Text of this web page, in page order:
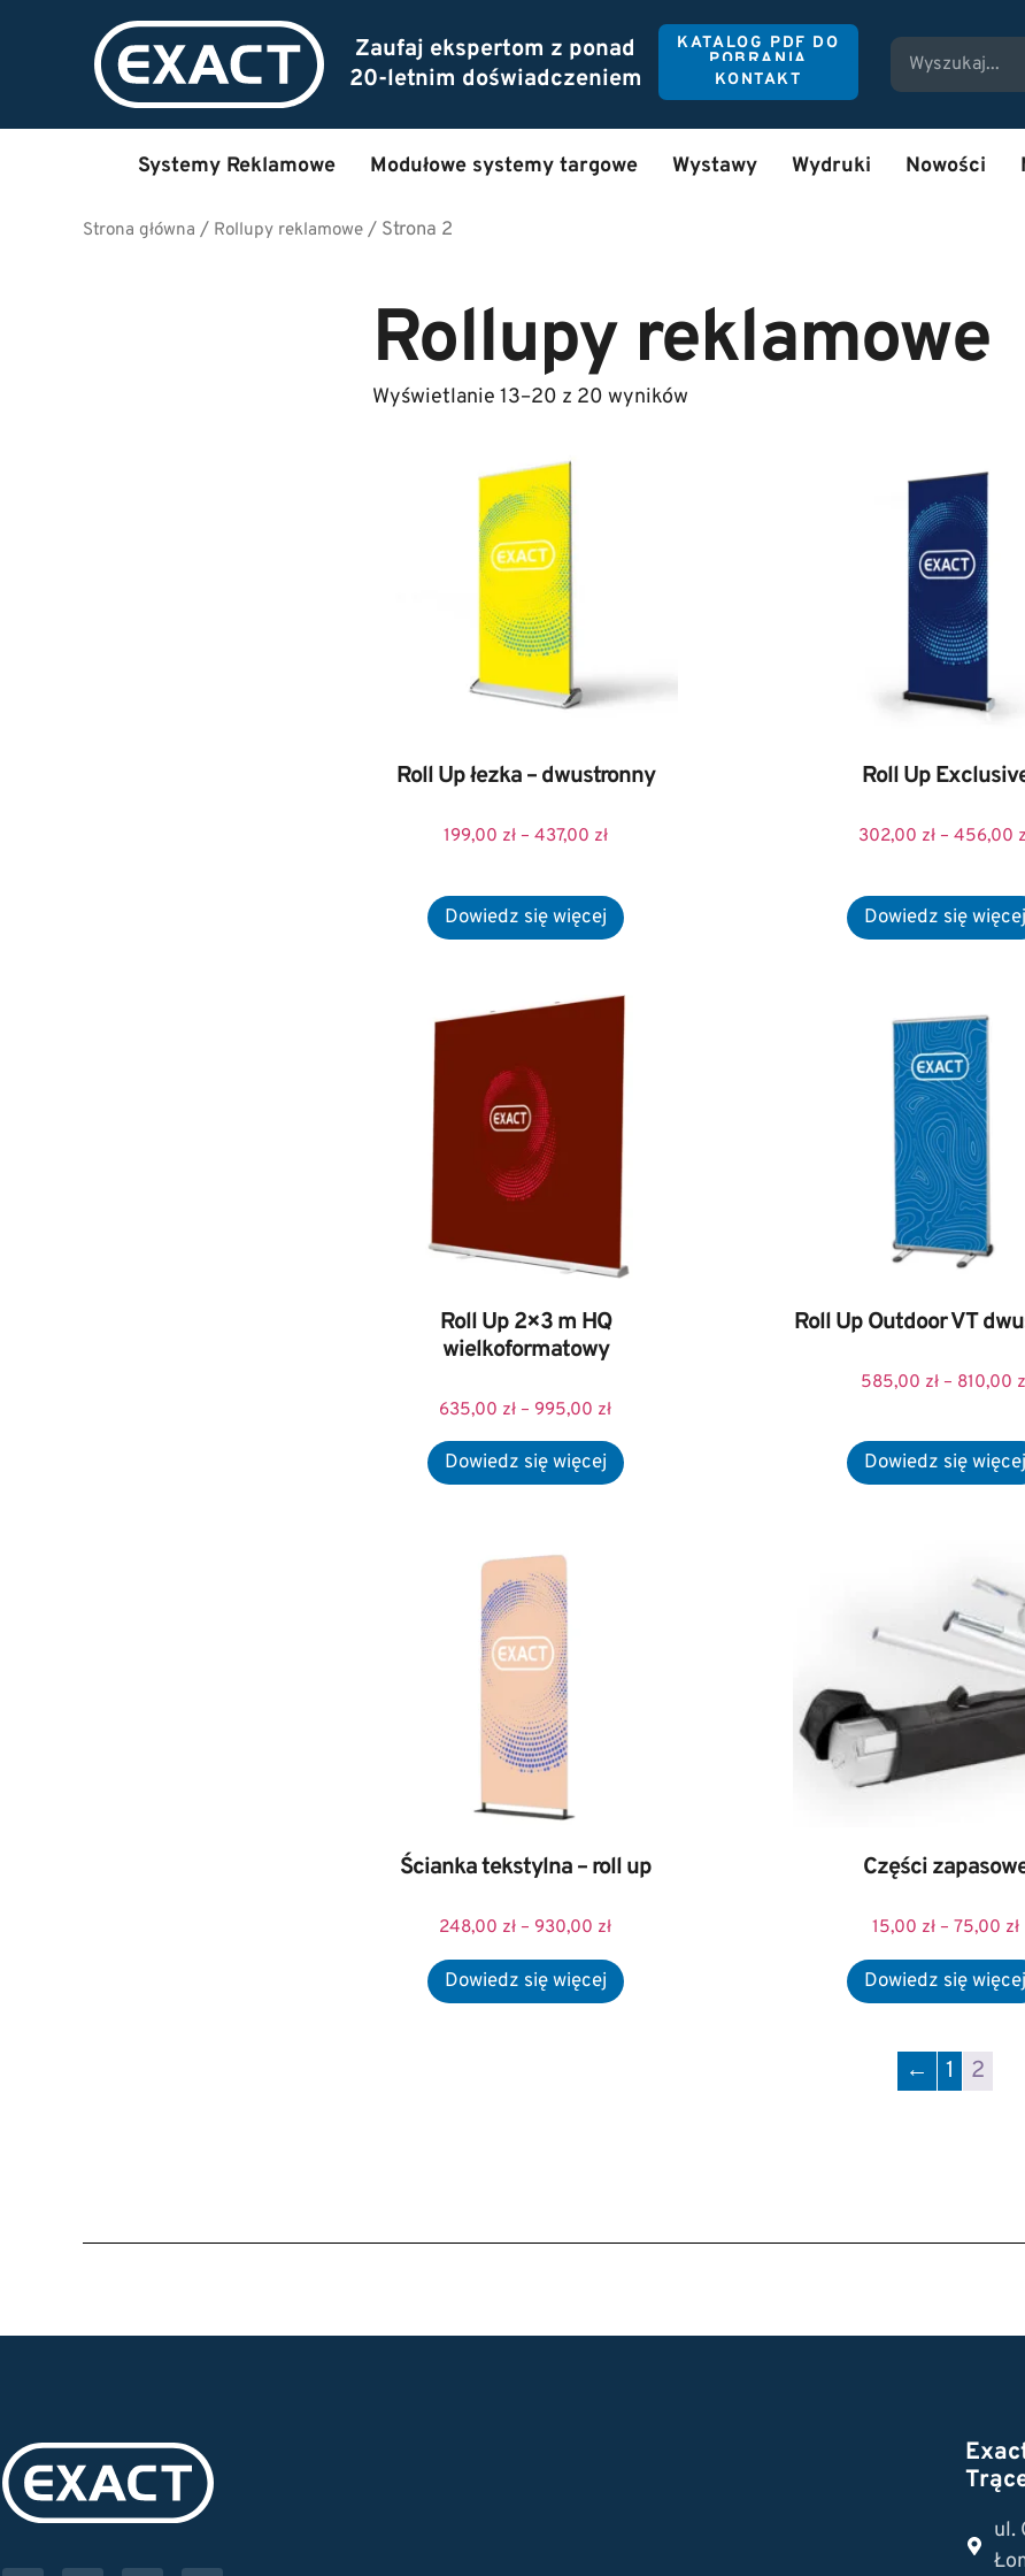
Zaufaj ekspertom z ponad
20-letnim doświadczeniem
KATALOG PDF DO
POBRANIA
KONTAKT
Systemy Reklamowe Modułowe systemy targowe Wystawy Wydruki Nowości
Strona główna / Rollupy reklamowe / Strona 2
Rollupy reklamowe
Wyświetlanie 13–20 z 20 wyników
Roll Up łezka – dwustronny
199,00 zł – 437,00 zł
Roll Up
302,00 zł – 456,00
Roll Up 2×3 m HQ
wielkoformatowy
635,00 zł – 995,00 zł
Roll Up Outdoor VT
585,00 zł – 810,00
Ścianka tekstylna – roll up
248,00 zł – 930,00 zł
Części
15,00 zł – 75,00 zł
← 1 2
ul.